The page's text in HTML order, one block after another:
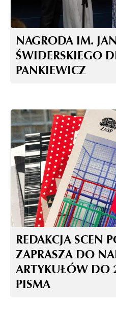
NAGRODA IM.
ŚWIDERSKIEGO
PANKIEWICZ
REDAKCJA SCEN
ZAPRASZA DO
ARTYKUŁÓW DO
PISMA